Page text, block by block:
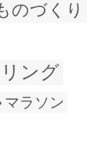
のづくり
ング
マラソン